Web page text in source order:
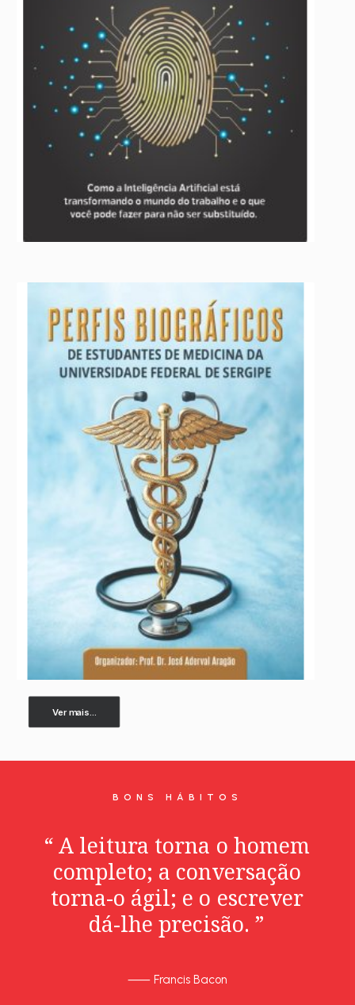
Ver mais...
BONS HÁBITOS
“ A leitura torna o homem
completo; a conversação
torna-o ágil; e o escrever
dá-lhe precisão. ”
⸺ Francis Bacon